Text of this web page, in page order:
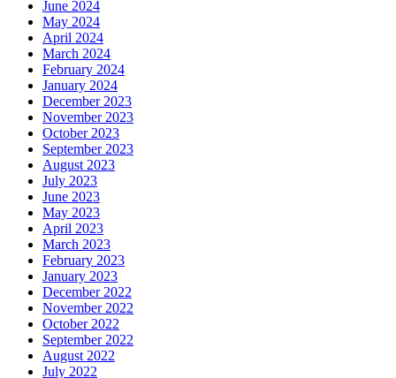
June 2024
May 2024
April 2024
March 2024
February 2024
January 2024
December 2023
November 2023
October 2023
September 2023
August 2023
July 2023
June 2023
May 2023
April 2023
March 2023
February 2023
January 2023
December 2022
November 2022
October 2022
September 2022
August 2022
July 2022